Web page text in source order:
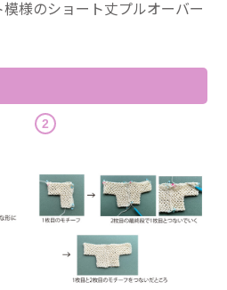
様のショート丈プルオーバー
2